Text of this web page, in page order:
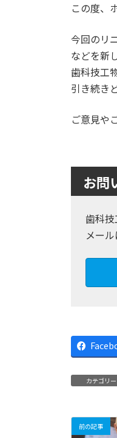
この度、
今回のリ
などを新
歯科技工
引き続き
ご意見や
お問
歯科技
メー
カテゴリー
前の記事